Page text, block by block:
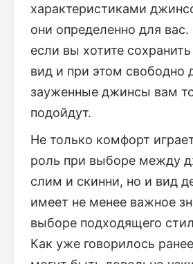
характеристиками
они определенно для
если вы хотите
вид и при этом свободно
зауженные джинсы вам
подойдут.
Не только комфорт
роль при выборе между
слим и скинни, но и вид
имеет не менее важное
выборе подходящего
Как уже говорилось